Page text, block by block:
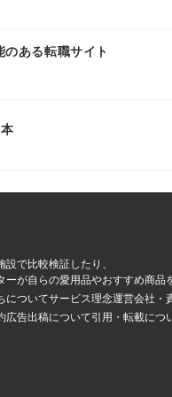
のある転職サイト
で比較検証したり、
が自らの愛用品やおすすめ商品
についてサービス理念運営会社・
広告出稿について引用・転載につ